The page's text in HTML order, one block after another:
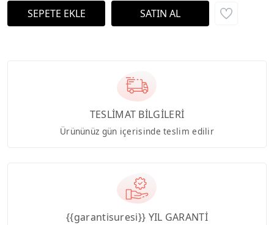
TESLİMAT BİLGİLERİ
Ürününüz gün içerisinde teslim edilir
{{garantisuresi}} YIL GARANTİ